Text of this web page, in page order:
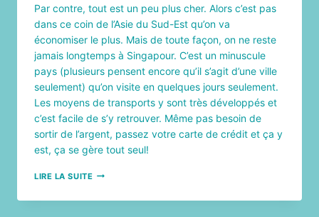
Par contre, tout est un peu plus cher. Alors c’est pas
dans ce coin de l’Asie du Sud-Est qu’on va
économiser le plus. Mais de toute façon, on ne reste
jamais longtemps à Singapour. C’est un minuscule
pays (plusieurs pensent encore qu’il s’agit d’une ville
seulement) qu’on visite en quelques jours seulement.
Les moyens de transports y sont très développés et
c’est facile de s’y retrouver. Même pas besoin de
sortir de l’argent, passez votre carte de crédit et ça y
est, ça se gère tout seul!
LIRE LA SUITE13